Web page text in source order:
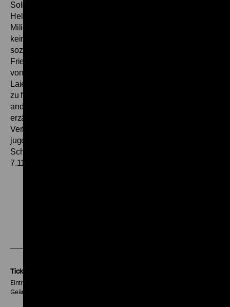
Solidarität.“ (
Helmut Schödel nannte den Regisseur „einen Meister des
Milieufilms“ und schwärmte: „Dabei gelingt es Frießner wie
keinem anderen, in seinen Drehbüchern den Jargon
sozialer Verlierer ganz unaufdringlich zu protokollieren. In
Frießners Dialogen verliert die Rede der Subkultur nichts
von ihrer Spontaneität. Keinem gelingt es wie Frießner, mit
Laiendarstellern das professionelle Gemime ad absurdum
zu führen. Er läßt sie Erfahrungen zeigen, von denen die
anderen nicht einmal etwas ahnen. (...) Frießners Filme
erzählten von der wunderbaren Lebensenergie der
Verlierer und davon, wie wenig Bosheit oft hinter
jugendlicher Kleinkriminalität und Prostitution steckt.
Schiefe Tragödien sind Frießners Filme.“ (
7.11.1986) (gym)
Tickets
Eintritt 5 €
Geänderte Preise sind im Programm vermerkt.